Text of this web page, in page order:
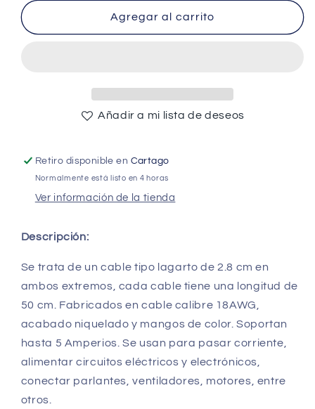
Alligator
Yellow
Alligator
Agregar al carrito
Añadir a mi lista de deseos
Retiro disponible en Cartago
Normalmente está listo en 4 horas
Ver información de la tienda
Descripción:
Se trata de un cable tipo lagarto de 2.8 cm en
ambos extremos, cada cable tiene una longitud de
50 cm. Fabricados en cable calibre 18AWG,
acabado niquelado y mangos de color. Soportan
hasta 5 Amperios. Se usan para pasar corriente,
alimentar circuitos eléctricos y electrónicos,
conectar parlantes, ventiladores, motores, entre
otros.